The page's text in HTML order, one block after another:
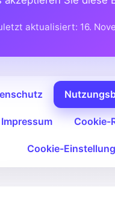
aktualisiert: 16.
Impressum Cookie-
Cookie-